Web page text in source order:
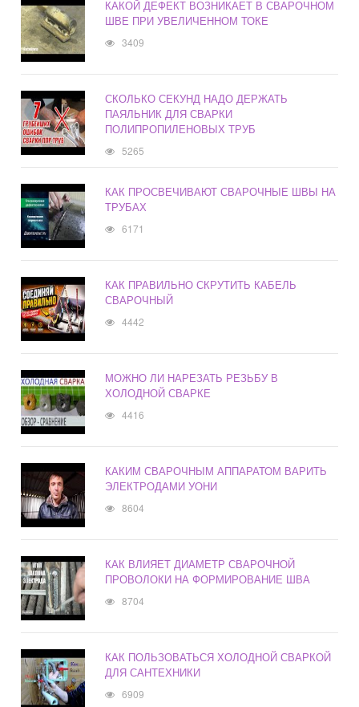
КАКОЙ ДЕФЕКТ ВОЗНИКАЕТ В СВАРОЧНОМ
ШВЕ ПРИ УВЕЛИЧЕННОМ ТОКЕ
3409
СКОЛЬКО СЕКУНД НАДО ДЕРЖАТЬ
ПАЯЛЬНИК ДЛЯ СВАРКИ
ПОЛИПРОПИЛЕНОВЫХ ТРУБ
5265
КАК ПРОСВЕЧИВАЮТ СВАРОЧНЫЕ ШВЫ НА
ТРУБАХ
6171
КАК ПРАВИЛЬНО СКРУТИТЬ КАБЕЛЬ
СВАРОЧНЫЙ
4442
МОЖНО ЛИ НАРЕЗАТЬ РЕЗЬБУ В
ХОЛОДНОЙ СВАРКЕ
4416
КАКИМ СВАРОЧНЫМ АППАРАТОМ ВАРИТЬ
ЭЛЕКТРОДАМИ УОНИ
8604
КАК ВЛИЯЕТ ДИАМЕТР СВАРОЧНОЙ
ПРОВОЛОКИ НА ФОРМИРОВАНИЕ ШВА
8704
КАК ПОЛЬЗОВАТЬСЯ ХОЛОДНОЙ СВАРКОЙ
ДЛЯ САНТЕХНИКИ
6909